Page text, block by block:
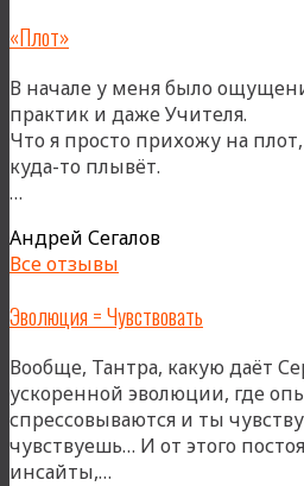
«Плот»
В начале у меня было
практик и даже Учителя.
Что я просто прихожу на
куда-то плывёт.
…
Андрей Сегалов
Все отзывы
Эволюция = Чувствовать
Вообще, Тантра, какую даёт
ускоренной эволюции, где
спрессовываются и ты
чувствуешь… И от этого
инсайты,…